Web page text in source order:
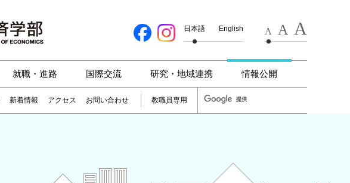
日本語 English A A A
就職・進路 国際交流 研究・地域連携 情報公開
新着情報 アクセス お問い合わせ 教職員専用